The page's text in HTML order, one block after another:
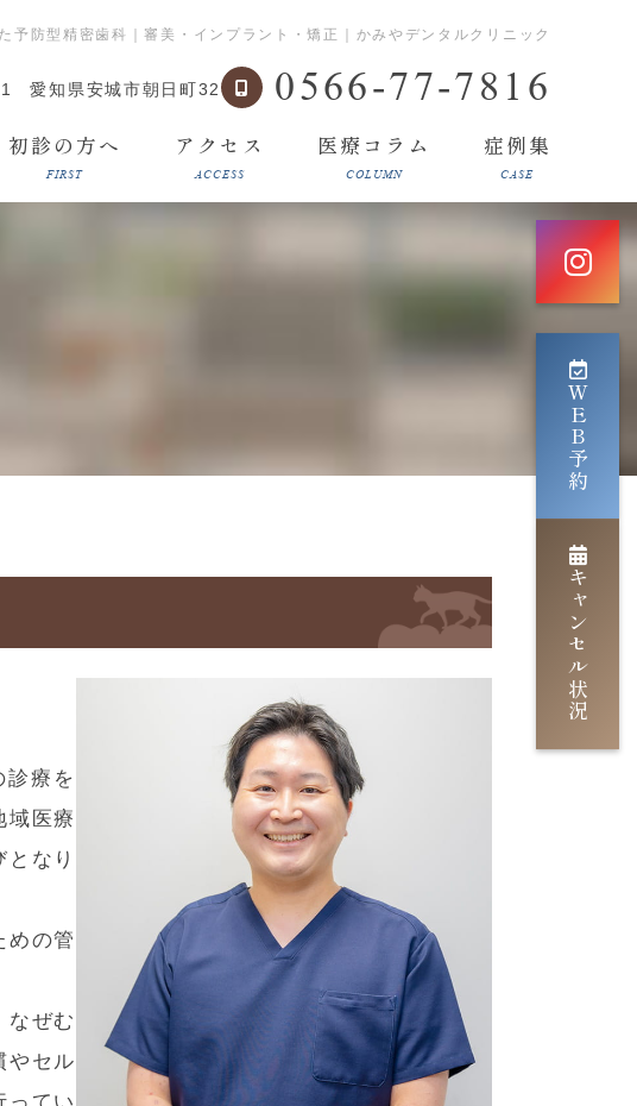
予防型精密歯科｜審美・インプラント・矯正｜かみやデンタルクリニック
愛知県安城市朝日町32 0566-77-7816
初診の方へ
FIRST
アクセス
ACCESS
医療コラム
COLUMN
症例集
CASE
ＷＥＢ予約
キャンセル状況
療を
域医療
なり
めの管
なぜむ
やセル